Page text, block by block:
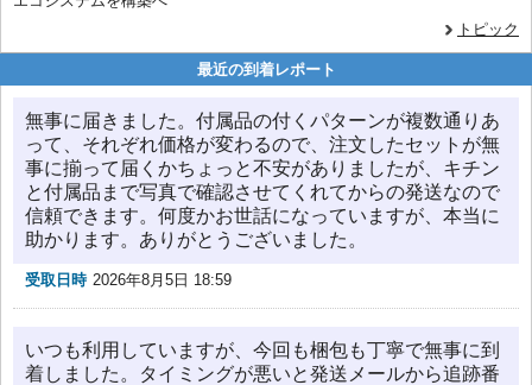
トピック
最近の到着レポート
無事に届きました。付属品の付くパターンが複数通りあ
って、それぞれ価格が変わるので、注文したセットが無
事に揃って届くかちょっと不安がありましたが、キチン
と付属品まで写真で確認させてくれてからの発送なので
信頼できます。何度かお世話になっていますが、本当に
助かります。ありがとうございました。
受取日時 2026年8月5日 18:59
いつも利用していますが、今回も梱包も丁寧で無事に到
着しました。タイミングが悪いと発送メールから追跡番